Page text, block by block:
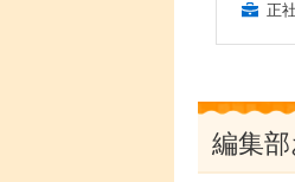
正
編集